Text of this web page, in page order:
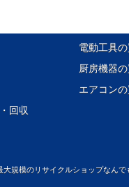
回収
電動工具
厨房機器
エアコン
大規模のリサイクルショップなんで